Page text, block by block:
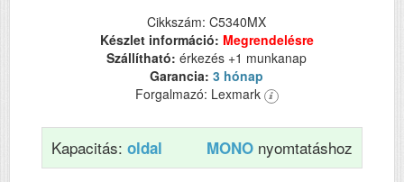
Cikkszám: C5340MX
Készlet információ: Megrendelésre
Szállítható: érkezés +1 munkanap
Garancia: 3 hónap
Forgalmazó: Lexmark
Kapacitás: oldal MONO nyomtatáshoz